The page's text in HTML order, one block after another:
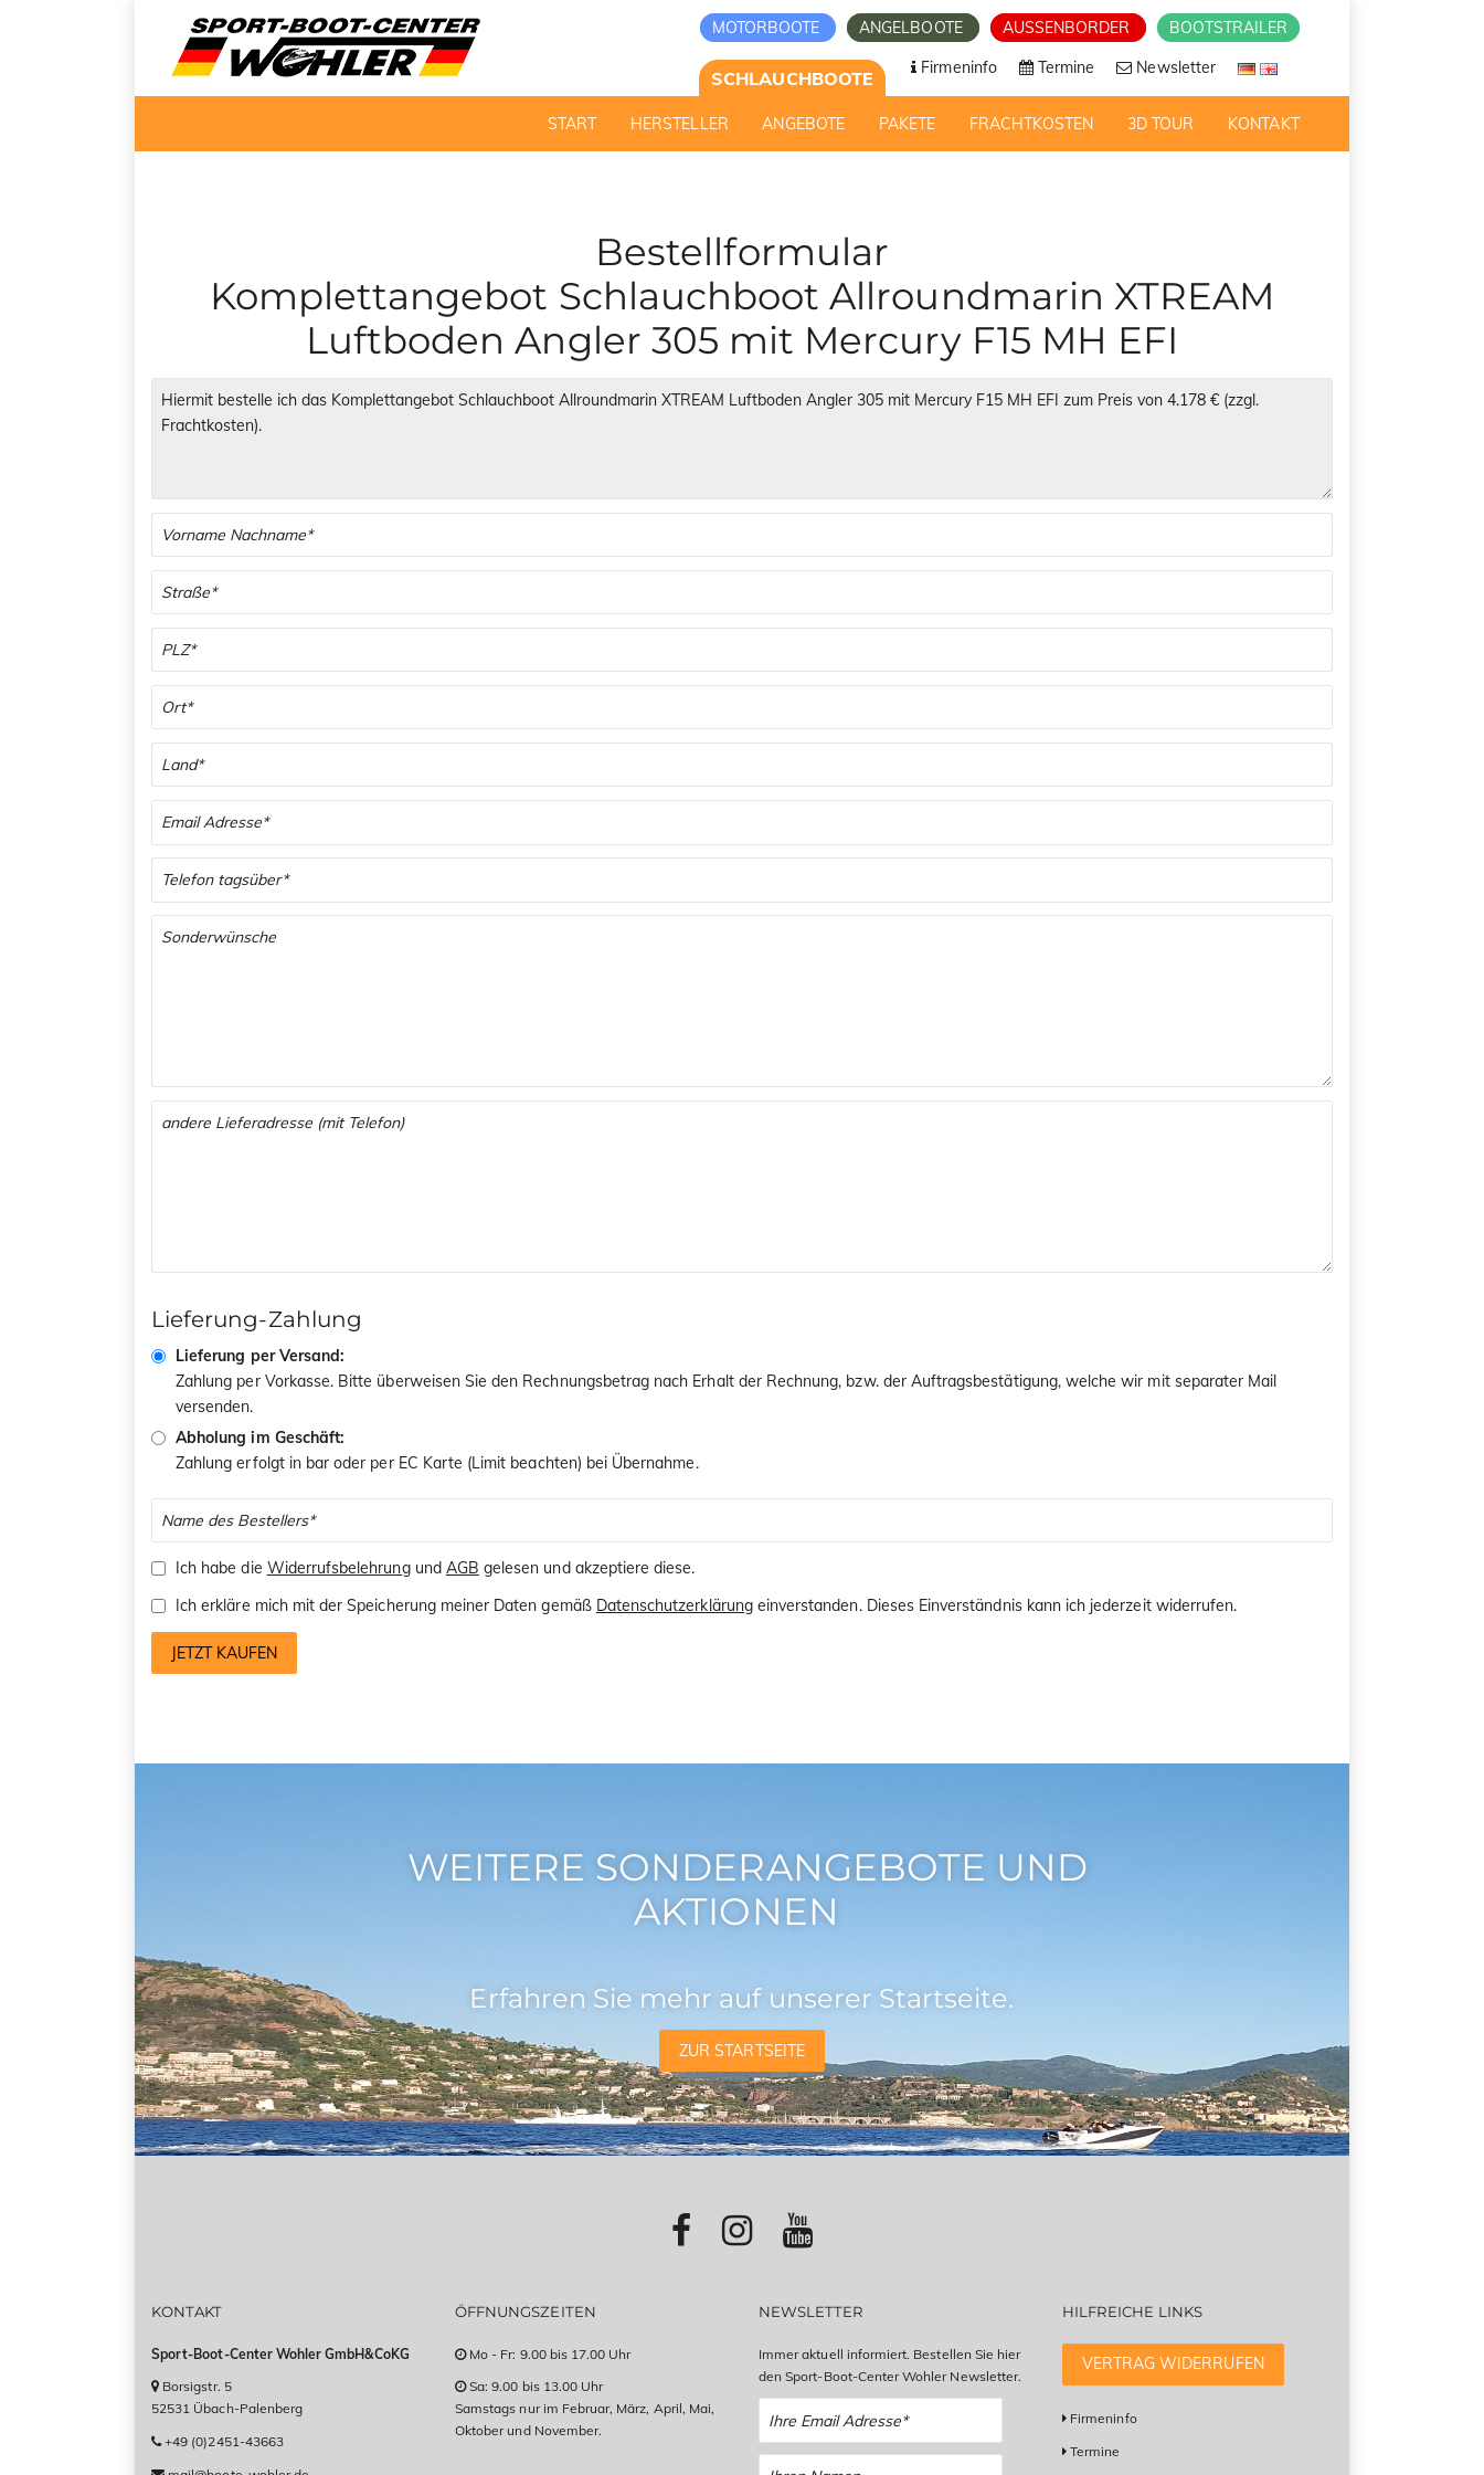
MOTORBOOTE ANGELBOOTE AUSSENBORDER BOOTSTRAILER
SCHLAUCHBOOTE Firmeninfo Termine Newsletter
START HERSTELLER ANGEBOTE PAKETE FRACHTKOSTEN 3D TOUR KONTAKT
Bestellformular
Komplettangebot Schlauchboot Allroundmarin XTREAM
Luftboden Angler 305 mit Mercury F15 MH EFI
Lieferung-Zahlung
Lieferung per Versand:
Zahlung per Vorkasse. Bitte überweisen Sie den Rechnungsbetrag nach Erhalt der Rechnung, bzw. der Auftragsbestätigung, welche wir mit separater Mail
versenden.
Abholung im Geschäft:
Zahlung erfolgt in bar oder per EC Karte (Limit beachten) bei Übernahme.
Ich habe die Widerrufsbelehrungund AGB gelesen und akzeptiere diese.
Ich erkläre mich mit der Speicherung meiner Daten gemäß Datenschutzerklärungeinverstanden. Dieses Einverständnis kann ich jederzeit widerrufen.
JETZT KAUFEN
WEITERE SONDERANGEBOTE UND
AKTIONEN
Erfahren Sie mehr auf unserer Startseite.
ZUR STARTSEITE
KONTAKT
Sport-Boot-Center Wohler GmbH&CoKG
Borsigstr. 5
52531 Übach-Palenberg
+49 (0)2451-43663
ÖFFNUNGSZEITEN
Mo - Fr: 9.00 bis 17.00 Uhr
Sa: 9.00 bis 13.00 Uhr
Samstags nur im Februar, März, April, Mai,
Oktober und November.
NEWSLETTER
Immer aktuell informiert. Bestellen Sie hier
den Sport-Boot-Center Wohler Newsletter.
HILFREICHE LINKS
VERTRAG WIDERRUFEN
Firmeninfo
Termine